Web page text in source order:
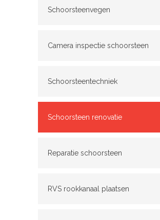
Schoorsteenvegen
Camera inspectie schoorsteen
Schoorsteentechniek
Schoorsteen renovatie
Reparatie schoorsteen
RVS rookkanaal plaatsen